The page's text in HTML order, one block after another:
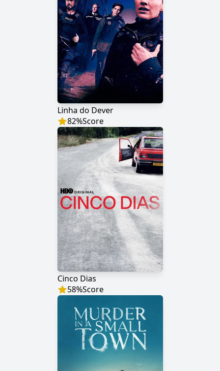
Linha do Dever
82%Score
Cinco Dias
58%Score